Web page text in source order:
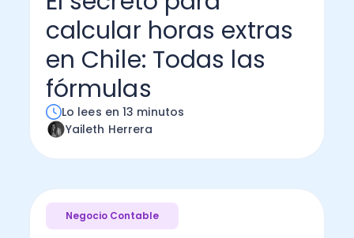
Administración Empresarial
Ver todo
Software Factura y Administración
Ver Todo
Kits
Autores
calcular horas extras
en Chile: Todas las
fórmulas
Lo lees en 13 minutos
Yaileth Herrera
Negocio Contable